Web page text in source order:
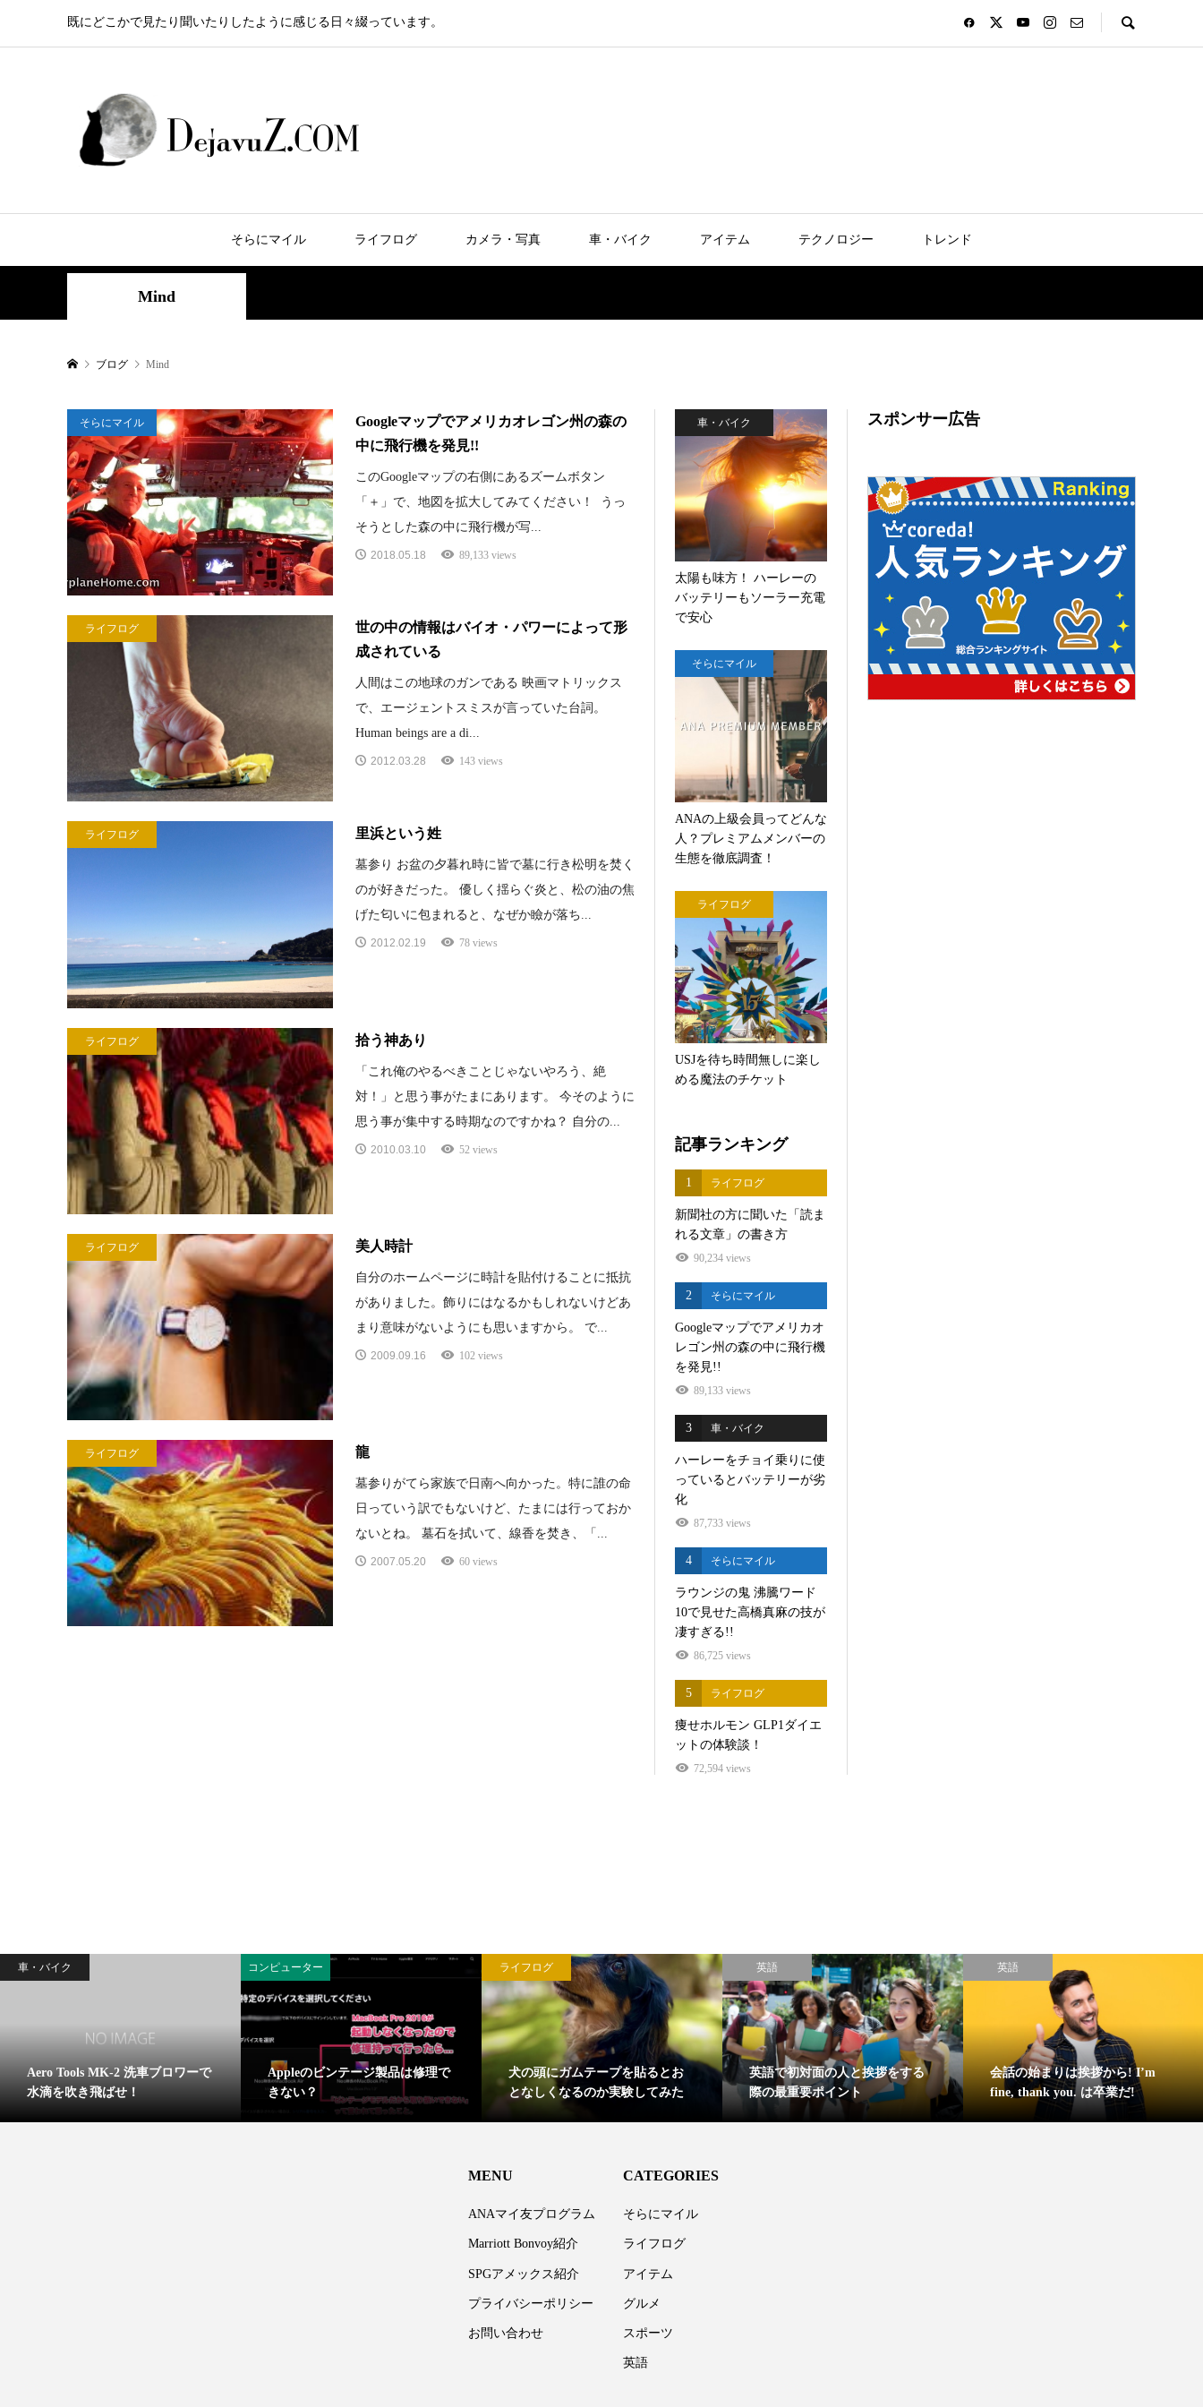
既にどこかで見たり聞いたりしたように感じる日々綴っています。
そらにマイル ライフログ カメラ・写真 車・バイク アイテム テクノロジー トレンド
Mind
ブログ Mind
そらにマイル
Googleマップでアメリカオレゴン州の森の
中に飛行機を発見!!
このGoogleマップの右側にあるズームボタン
「＋」で、地図を拡大してみてください！ うっ
そうとした森の中に飛行機が写...
2018.05.18 89,133 views
ライフログ
世の中の情報はバイオ・パワーによって形
成されている
人間はこの地球のガンである 映画マトリックス
で、エージェントスミスが言っていた台詞。
Human beings are a di...
2012.03.28 143 views
ライフログ 里浜という姓
墓参り お盆の夕暮れ時に皆で墓に行き松明を焚く
のが好きだった。 優しく揺らぐ炎と、松の油の焦
げた匂いに包まれると、なぜか瞼が落ち...
2012.02.19 78 views
ライフログ 拾う神あり
「これ俺のやるべきことじゃないやろう、絶
対！」と思う事がたまにあります。 今そのように
思う事が集中する時期なのですかね？ 自分の...
2010.03.10 52 views
ライフログ 美人時計
自分のホームページに時計を貼付けることに抵抗
がありました。飾りにはなるかもしれないけどあ
まり意味がないようにも思いますから。 で...
2009.09.16 102 views
ライフログ 龍
墓参りがてら家族で日南へ向かった。特に誰の命
日っていう訳でもないけど、たまには行っておか
ないとね。 墓石を拭いて、線香を焚き、「...
2007.05.20 60 views
車・バイク
太陽も味方！ ハーレーの
バッテリーもソーラー充電
で安心
そらにマイル
ANAの上級会員ってどんな
人？プレミアムメンバーの
生態を徹底調査！
ライフログ
USJを待ち時間無しに楽し
める魔法のチケット
記事ランキング
1 ライフログ
新聞社の方に聞いた「読ま
れる文章」の書き方
90,234 views
2 そらにマイル
Googleマップでアメリカオ
レゴン州の森の中に飛行機
を発見!!
89,133 views
3 車・バイク
ハーレーをチョイ乗りに使
っているとバッテリーが劣
化
87,733 views
4 そらにマイル
ラウンジの鬼 沸騰ワード
10で見せた高橋真麻の技が
凄すぎる!!
86,725 views
5 ライフログ
痩せホルモン GLP1ダイエ
ットの体験談！
72,594 views
スポンサー広告
ればネイティブの英語が聞き取
れる!!
英会話できるようになるために
そらにマイル
Facebook ANAプレミアムグルー
プがA380 FLYING HONU（フラ
イング...
Apple Watch
Apple Watch Series 5デビュー
ライフログ
痩せホルモン GLP1ダイエ
体験談！
MENU
ANAマイ友プログラム
Marriott Bonvoy紹介
SPGアメックス紹介
プライバシーポリシー
お問い合わせ
CATEGORIES
そらにマイル
ライフログ
アイテム
グルメ
スポーツ
英語